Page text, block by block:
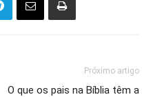
Próximo artigo
O que os pais na Bíblia têm a